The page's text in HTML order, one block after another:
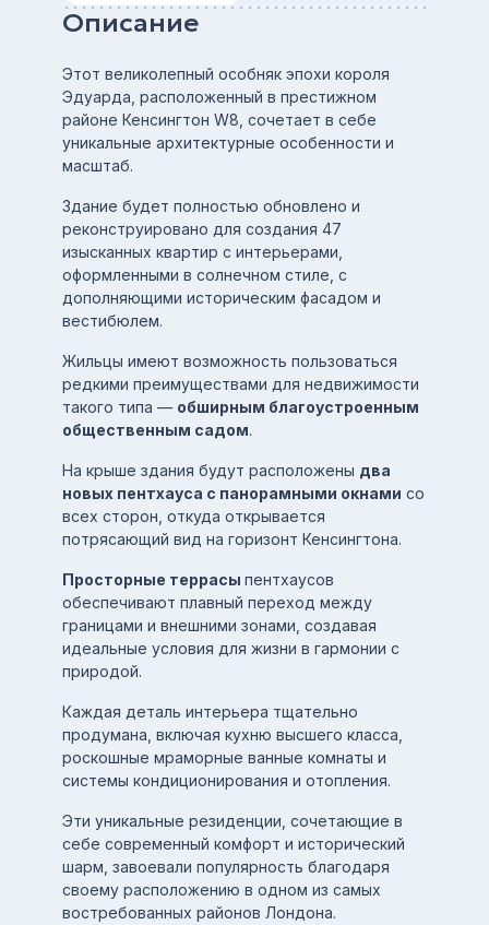
Описание
Этот великолепный особняк эпохи короля
Эдуарда, расположенный в престижном
районе Кенсингтон W8, сочетает в себе
уникальные архитектурные особенности и
масштаб.
Здание будет полностью обновлено и
реконструировано для создания 47
изысканных квартир с интерьерами,
оформленными в солнечном стиле, с
дополняющими историческим фасадом и
вестибюлем.
Жильцы имеют возможность пользоваться
редкими преимуществами для недвижимости
такого типа — обширным благоустроенным
общественным садом.
На крыше здания будут расположены два
новых пентхауса с панорамными окнами со
всех сторон, откуда открывается
потрясающий вид на горизонт Кенсингтона.
Просторные террасы пентхаусов
обеспечивают плавный переход между
границами и внешними зонами, создавая
идеальные условия для жизни в гармонии с
природой.
Каждая деталь интерьера тщательно
продумана, включая кухню высшего класса,
роскошные мраморные ванные комнаты и
системы кондиционирования и отопления.
Эти уникальные резиденции, сочетающие в
себе современный комфорт и исторический
шарм, завоевали популярность благодаря
своему расположению в одном из самых
востребованных районов Лондона.